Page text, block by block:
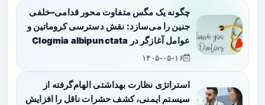
چگونه یک مگس متفاوت محور قدامی–خلفی
جنین را می‌سازد: نقش دسترسی کروماتین و
عوامل آغازگر در Clogmia albipunctata
۱۴۰۵-۰۵-۱۶
استراتژی نظارت بهداشتی الهام‌گرفته از
سیستم ایمنی، کشف حشرات ناقل را افزایش